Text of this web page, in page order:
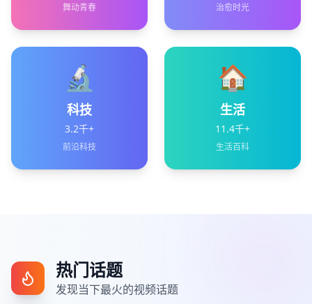
舞动青春 治愈时光
🔬
科技
3.2千+
前沿科技
🏠
生活
11.4千+
生活百科
热门话题
发现当下最火的视频话题